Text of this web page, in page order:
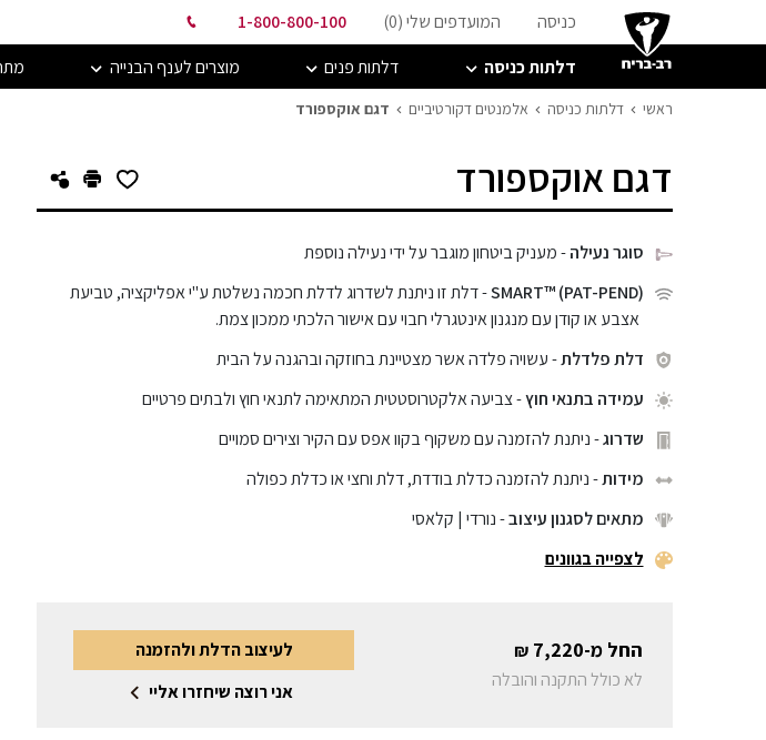
כניסה המועדפים שלי (0
)
1-800-800-100
דלתות כניסה
דלתות פנים מוצרים לענף הבנייה
ראשי דלתות כניסה אלמנטים דקורטיביים דגם אוקספורד
דגם אוקספורד
סוגר נעילה- מעניק ביטחון מוגבר על ידי נעילה נוספת
SMART™ (PAT-PEND)- דלת זו ניתנת לשדרוג לדלת חכמה נשלטת ע"י אפליקציה, טביעת
אצבע או קודן עם מנגנון אינטגרלי חבוי עם אישור הלכתי ממכון צמת.
דלת פלדלת- עשויה פלדה אשר מצטיינת בחוזקה ובהגנה על הבית
עמידה בתנאי חוץ- צביעה אלקטרוסטטית המתאימה לתנאי חוץ ולבתים פרטיים
שדרוג- ניתנת להזמנה עם משקוף בקוו אפס עם הקיר וצירים סמויים
מידות- ניתנת להזמנה כדלת בודדת, דלת וחצי או כדלת כפולה
מתאים לסגנון עיצוב- נורדי | קלאסי
לצפייה בגוונים
החל מ- ₪7,220
לא כולל התקנה והובלה
לעיצוב הדלת ולהזמנה
אני רוצה שיחזרו אליי